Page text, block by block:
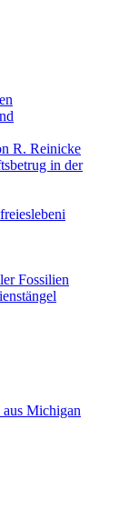
R. Reinicke
in der
Fossilien
aus Michigan